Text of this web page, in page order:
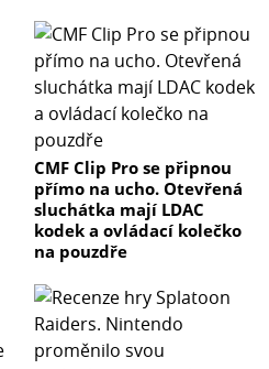
CMF Clip Pro se připnou
přímo na ucho. Otevřená
sluchátka mají LDAC
kodek a ovládací kolečko
na pouzdře